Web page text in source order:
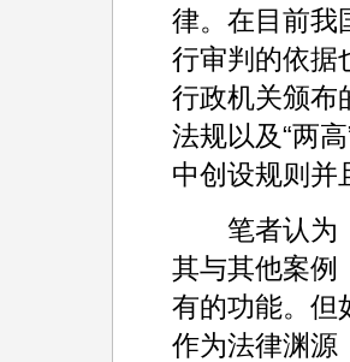
律。在目前我
行审判的依据
行政机关颁布
法规以及“两
中创设规则并
笔者认为，
其与其他案例
有的功能。但
作为法律渊源